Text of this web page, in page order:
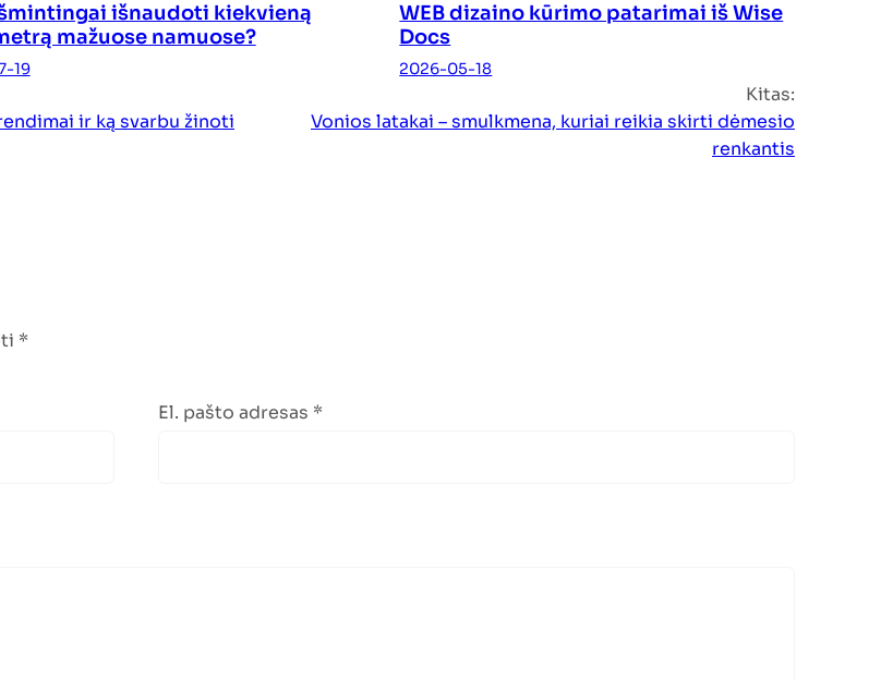
išnaudoti kiekvieną
mažuose namuose?
19
WEB dizaino kūrimo patarimai iš Wise
Docs
2026-05-18
ir ką svarbu žinoti
Kitas:
Vonios latakai – smulkmena, kuriai reikia skirti dėmesio
renkantis
*
El. pašto adresas *